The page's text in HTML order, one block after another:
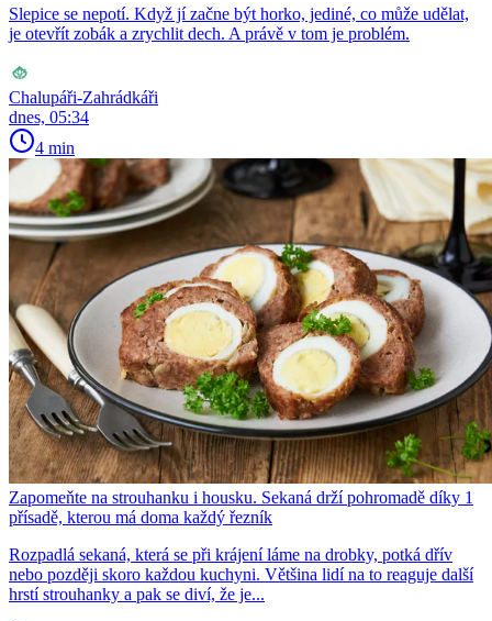
Slepice se nepotí. Když jí začne být horko, jediné, co může udělat,
je otevřít zobák a zrychlit dech. A právě v tom je problém.
Chalupáři-Zahrádkáři
dnes, 05:34
4 min
Zapomeňte na strouhanku i housku. Sekaná drží pohromadě díky 1
přísadě, kterou má doma každý řezník
Rozpadlá sekaná, která se při krájení láme na drobky, potká dřív
nebo později skoro každou kuchyni. Většina lidí na to reaguje další
hrstí strouhanky a pak se diví, že je...